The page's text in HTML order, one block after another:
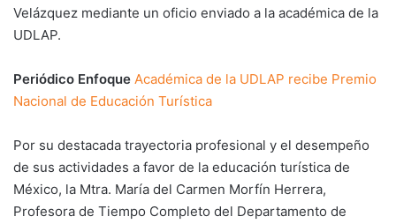
Velázquez mediante un oficio enviado a la académica de la
UDLAP.
Periódico Enfoque Académica de la UDLAP recibe Premio
Nacional de Educación Turística
Por su destacada trayectoria profesional y el desempeño
de sus actividades a favor de la educación turística de
México, la Mtra. María del Carmen Morfín Herrera,
Profesora de Tiempo Completo del Departamento de